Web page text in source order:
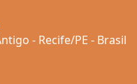
- Recife/PE - Brasil